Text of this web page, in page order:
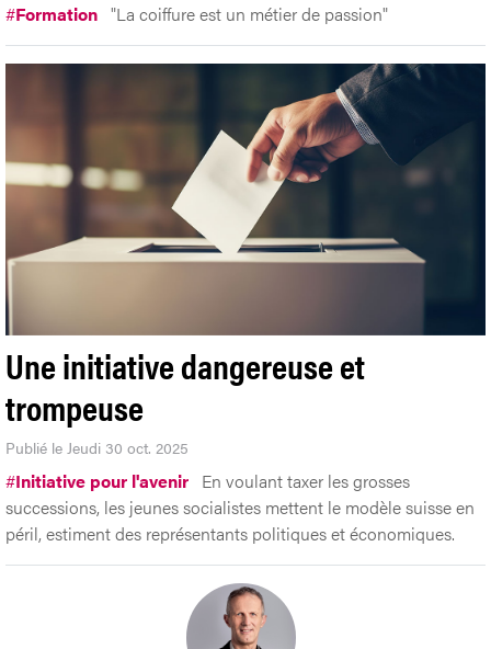
#Formation "La coiffure est un métier de passion"
Une initiative dangereuse et
trompeuse
Publié le Jeudi 30 oct. 2025
#Initiative pour l'avenir En voulant taxer les grosses
successions, les jeunes socialistes mettent le modèle suisse en
péril, estiment des représentants politiques et économiques.